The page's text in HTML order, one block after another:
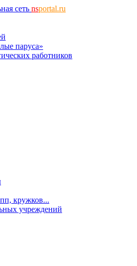
сеть nsportal.ru
паруса»
работников
кружков...
учреждений